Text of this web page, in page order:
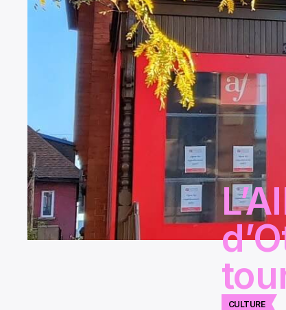
CULTURE